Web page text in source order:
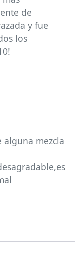
de
y fue
los
alguna mezcla